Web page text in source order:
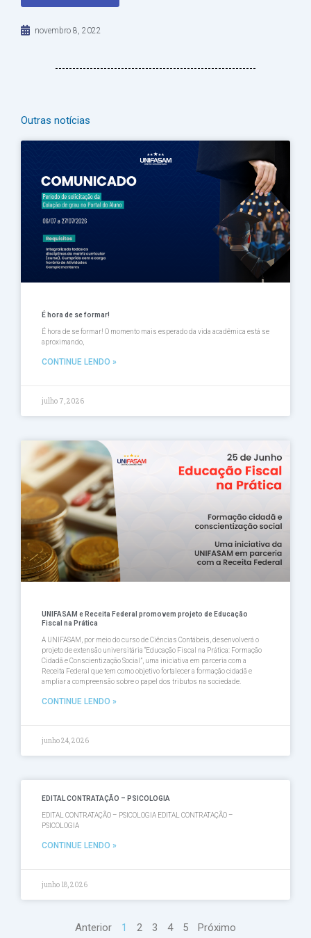
novembro 8, 2022
Outras notícias
É hora de se formar!
É hora de se formar! O momento mais esperado da vida acadêmica está se
aproximando,
CONTINUE LENDO »
julho 7, 2026
UNIFASAM e Receita Federal promovem projeto de Educação
Fiscal na Prática
A UNIFASAM, por meio do curso de Ciências Contábeis, desenvolverá o
projeto de extensão universitária “Educação Fiscal na Prática: Formação
Cidadã e Conscientização Social”, uma iniciativa em parceria com a
Receita Federal que tem como objetivo fortalecer a formação cidadã e
ampliar a compreensão sobre o papel dos tributos na sociedade.
CONTINUE LENDO »
junho 24, 2026
EDITAL CONTRATAÇÃO – PSICOLOGIA
EDITAL CONTRATAÇÃO – PSICOLOGIA EDITAL CONTRATAÇÃO –
PSICOLOGIA
CONTINUE LENDO »
junho 18, 2026
Anterior
Página
1
Página
2
Página
3
Página
4
Página
5 Próximo